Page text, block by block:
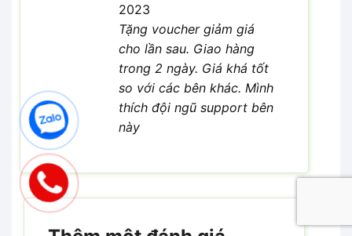
2023
Tặng voucher giảm giá
cho lần sau. Giao hàng
trong 2 ngày. Giá khá tốt
so với các bên khác. Mình
thích đội ngũ support bên
này